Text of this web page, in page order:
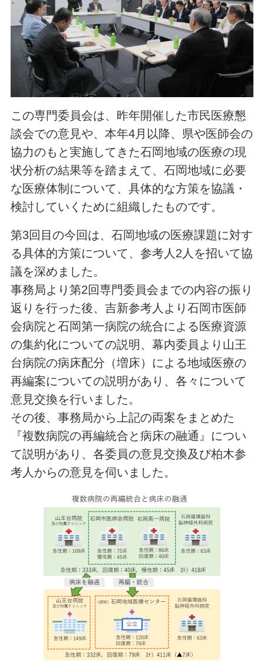
この専門委員会は、昨年開催した市民医療懇
談会での意見や、本年4月以降、県や医師会の
協力のもと実施してきた石岡地域の医療の現
状分析の結果等を踏まえて、石岡地域に必要
な医療体制について、具体的な方策を協議・
検討していくために組織したものです。
第3回目の今回は、石岡地域の医療課題に対す
る具体的方策について、参考人2人を招いて協
議を深めました。
事務局より第2回専門委員会までの内容の振り
返りを行った後、吉新参考人より石岡市医師
会病院と石岡第一病院の統合による医療資源
の集約化についての説明、幕内委員より山王
台病院の病床配分（増床）による地域医療の
再編案についての説明があり、各々について
意見交換を行いました。
その後、事務局から上記の両案をまとめた
『複数病院の再編統合と病床の融通』につい
て説明があり、各委員の意見交換及び柏木参
考人からの意見を伺いました。